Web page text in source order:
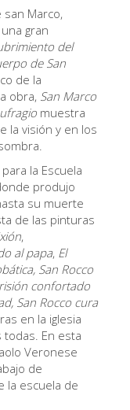
rápida
san Marco,
gran
del
de San
de la
obra, San Marco
muestra
la visión y en los
la Escuela
produjo
su muerte
de las pinturas
,
al papa, El
San Rocco
confortado
San Rocco cura
en la iglesia
En esta
Veronese
de
la escuela de